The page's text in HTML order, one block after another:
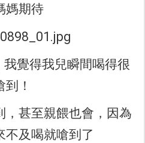
媽期待
覺得我兒瞬間喝得很
！
，甚至親餵也會，因為
不及喝就嗆到了